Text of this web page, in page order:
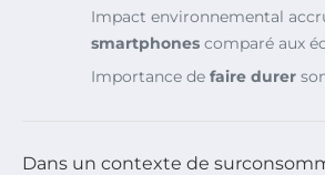
Impact environnemental
smartphones comparé aux
Importance de faire durer
Dans un contexte de